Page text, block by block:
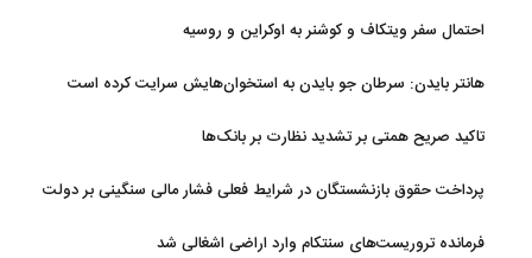
احتمال سفر ویتکاف و کوشنر به اوکراین و روسیه
هانتر بایدن: سرطان جو بایدن به استخوان‌هایش سرایت کرده است
تاکید صریح همتی بر تشدید نظارت بر بانک‌ها
پرداخت حقوق بازنشستگان در شرایط فعلی فشار مالی سنگینی بر دولت
فرمانده تروریست‌های سنتکام وارد اراضی اشغالی شد